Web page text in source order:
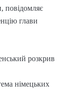
повідомляє
глави
розкрив
німецьких